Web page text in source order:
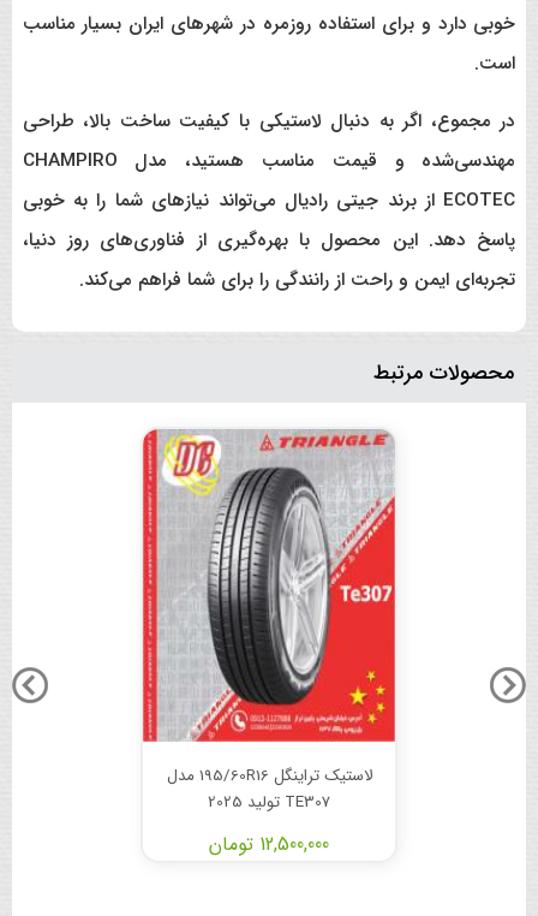
خوبی دارد و برای استفاده روزمره در شهرهای ایران بسیار مناسب
است.
در مجموع، اگر به دنبال لاستیکی با کیفیت ساخت بالا، طراحی
مهندسی‌شده و قیمت مناسب هستید، مدل CHAMPIRO
ECOTEC از برند جیتی رادیال می‌تواند نیازهای شما را به خوبی
پاسخ دهد. این محصول با بهره‌گیری از فناوری‌های روز دنیا،
تجربه‌ای ایمن و راحت از رانندگی را برای شما فراهم می‌کند.
محصولات مرتبط
لاستیک تراینگل 195/60R16 مدل
TE307 تولید 2025
12,500,000 تومان